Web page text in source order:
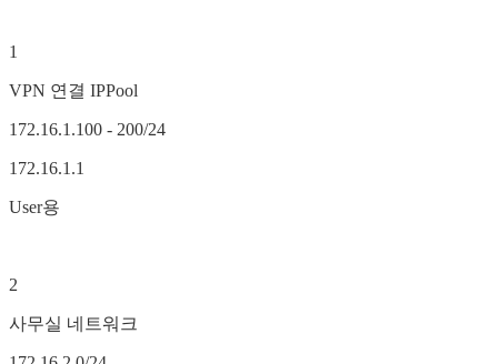
1
VPN 연결 IPPool
172.16.1.100 - 200/24
172.16.1.1
User용
2
사무실 네트워크